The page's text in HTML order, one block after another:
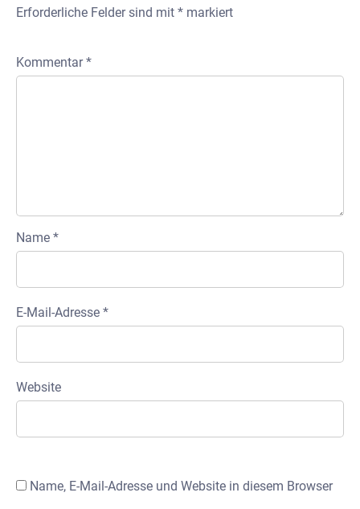
Erforderliche Felder sind mit * markiert
Kommentar*
Name *
E-Mail-Adresse *
Website
Name, E-Mail-Adresse und Website in diesem Browser